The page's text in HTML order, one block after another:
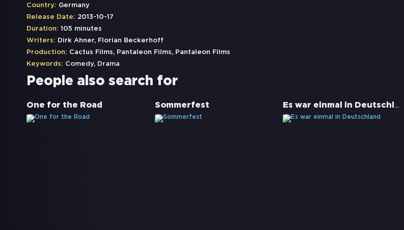
Country: Germany
Release Date: 2013-10-17
Duration: 105 minutes
Writers: Dirk Ahner, Florian Beckerhoff
Production: Cactus Films, Pantaleon Films, Pantaleon Films
Keywords: Comedy, Drama
People also search for
One for the Road Sommerfest Es war einmal in Deutschland